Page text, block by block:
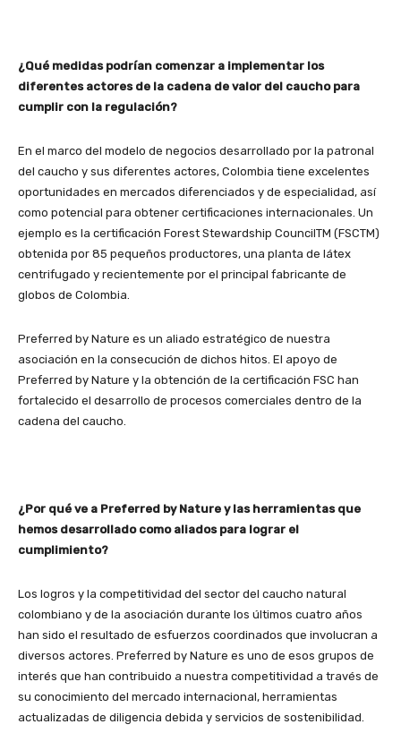
¿Qué medidas podrían comenzar a implementar los
diferentes actores de la cadena de valor del caucho para
cumplir con la regulación?
En el marco del modelo de negocios desarrollado por la patronal
del caucho y sus diferentes actores, Colombia tiene excelentes
oportunidades en mercados diferenciados y de especialidad, así
como potencial para obtener certificaciones internacionales. Un
ejemplo es la certificación Forest Stewardship CouncilTM (FSCTM)
obtenida por 85 pequeños productores, una planta de látex
centrifugado y recientemente por el principal fabricante de
globos de Colombia.
Preferred by Nature es un aliado estratégico de nuestra
asociación en la consecución de dichos hitos. El apoyo de
Preferred by Nature y la obtención de la certificación FSC han
fortalecido el desarrollo de procesos comerciales dentro de la
cadena del caucho.
¿Por qué ve a Preferred by Nature y las herramientas que
hemos desarrollado como aliados para lograr el
cumplimiento?
Los logros y la competitividad del sector del caucho natural
colombiano y de la asociación durante los últimos cuatro años
han sido el resultado de esfuerzos coordinados que involucran a
diversos actores. Preferred by Nature es uno de esos grupos de
interés que han contribuido a nuestra competitividad a través de
su conocimiento del mercado internacional, herramientas
actualizadas de diligencia debida y servicios de sostenibilidad.